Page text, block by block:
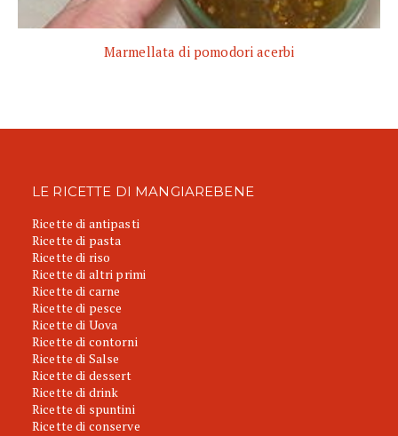
Marmellata di pomodori acerbi
LE RICETTE DI MANGIAREBENE
Ricette di antipasti
Ricette di pasta
Ricette di riso
Ricette di altri primi
Ricette di carne
Ricette di pesce
Ricette di Uova
Ricette di contorni
Ricette di Salse
Ricette di dessert
Ricette di drink
Ricette di spuntini
Ricette di conserve